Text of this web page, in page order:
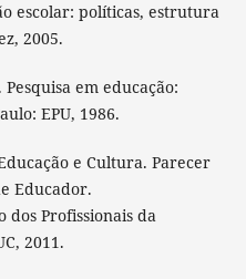
escolar: políticas, estrutura
2005.
em educação:
EPU, 1986.
e Cultura. Parecer
Educador.
dos Profissionais da
2011.